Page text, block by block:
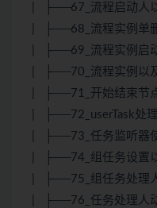
| ├──67_流程启动人
| ├──68_流程实例单
| ├──69_流程实例启
| ├──70_流程实例以
| ├──71_开始结束节
| ├──72_userTask处
| ├──73_任务监听器
| ├──74_组任务设置
| ├──75_组任务处理
| ├──76_任务处理人